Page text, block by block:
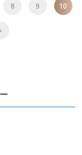
8 9 10